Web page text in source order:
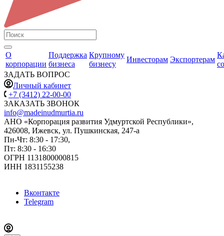
О
корпорации
Поддержка
бизнеса
Крупному
бизнесу
Инвесторам Экспортерам
ЗАДАТЬ ВОПРОС
Личный кабинет
+7 (3412) 22-00-00
ЗАКАЗАТЬ ЗВОНОК
info@madeinudmurtia.ru
АНО «Корпорация развития Удмуртской Республики»,
426008, Ижевск, ул. Пушкинская, 247-а
Пн-Чт: 8:30 - 17:30,
Пт: 8:30 - 16:30
ОГРН 1131800000815
ИНН 1831155238
Вконтакте
Telegram